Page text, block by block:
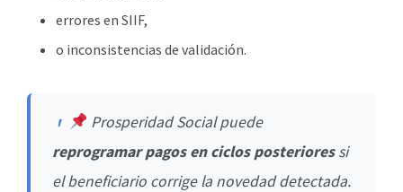
errores en SIIF,
o inconsistencias de validación.
Prosperidad Social puede
reprogramar pagos en ciclos posterioressi
el beneficiario corrige la novedad detectada.